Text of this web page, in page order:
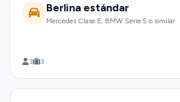
Berlina estándar
Mercedes Clase E, BMW Serie 5 o similar
3 3